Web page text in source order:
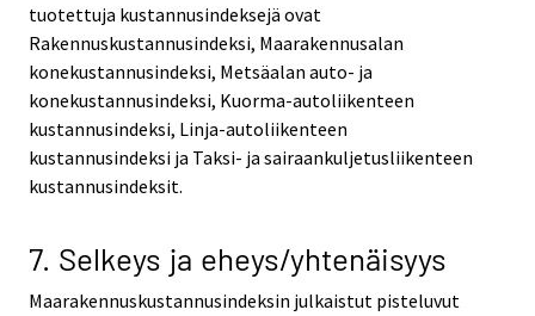
tuotettuja kustannusindeksejä ovat
Rakennuskustannusindeksi, Maarakennusalan
konekustannusindeksi, Metsäalan auto- ja
konekustannusindeksi, Kuorma-autoliikenteen
kustannusindeksi, Linja-autoliikenteen
kustannusindeksi ja Taksi- ja sairaankuljetusliikenteen
kustannusindeksit.
7. Selkeys ja eheys/yhtenäisyys
Maarakennuskustannusindeksin julkaistut pisteluvut